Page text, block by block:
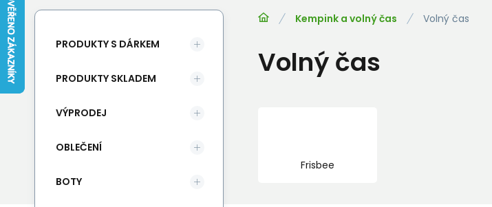
Kempink a volný čas Volný čas
Volný čas
Frisbee
PRODUKTY S DÁRKEM
PRODUKTY SKLADEM
VÝPRODEJ
OBLEČENÍ
BOTY